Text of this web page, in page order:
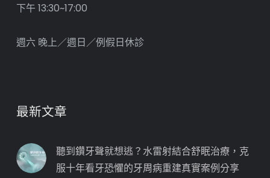
下午 13:30~17:00
週六 晚上／週日／例假日休診
最新文章
聽到鑽牙聲就想逃？水雷射結合舒眠治療，克
服十年看牙恐懼的牙周病重建真實案例分享